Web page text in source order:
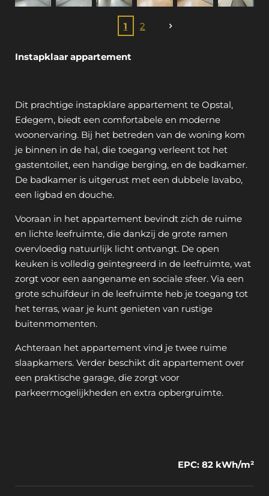
1 2
Instapklaar appartement
Dit prachtige instapklare appartement te Opstal,
Edegem, biedt een comfortabele en moderne
woonervaring. Bij het betreden van de woning kom
je binnen in de hal, die toegang verleent tot het
gastentoilet, een handige berging, en de badkamer.
De badkamer is uitgerust met een dubbele lavabo,
een ligbad en douche.
Vooraan in het appartement bevindt zich de ruime
en lichte leefruimte, die dankzij de grote ramen
overvloedig natuurlijk licht ontvangt. De open
keuken is volledig geïntegreerd in de leefruimte, wat
zorgt voor een aangename en sociale sfeer. Via een
grote schuifdeur in de leefruimte heb je toegang tot
het terras, waar je kunt genieten van rustige
buitenmomenten.
Achteraan het appartement vind je twee ruime
slaapkamers. Verder beschikt dit appartement over
een praktische garage, die zorgt voor
parkeermogelijkheden en extra opbergruimte.
EPC: 82 kWh/m²